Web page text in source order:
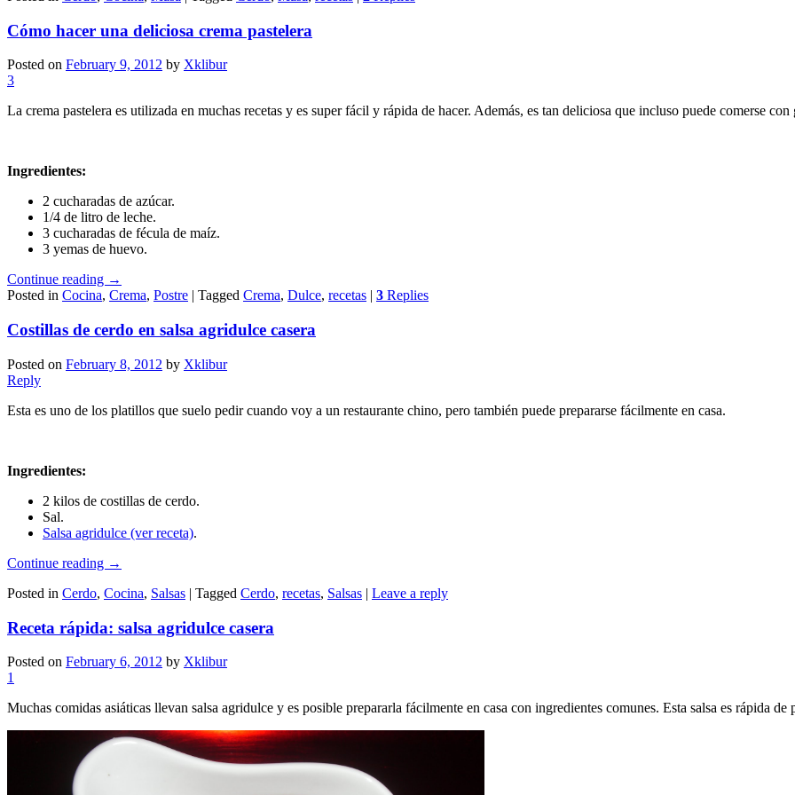
Cómo hacer una deliciosa crema pastelera
Posted on February 9, 2012 by Xklibur
3
La crema pastelera es utilizada en muchas recetas y es super fácil y rápida de hacer. Además, es tan deliciosa que incluso puede comerse con
Ingredientes:
2 cucharadas de azúcar.
1/4 de litro de leche.
3 cucharadas de fécula de maíz.
3 yemas de huevo.
Continue reading →
Posted in Cocina, Crema, Postre Tagged Crema, Dulce, recetas 3 Replies
Costillas de cerdo en salsa agridulce casera
Posted on February 8, 2012 by Xklibur
Reply
Esta es uno de los platillos que suelo pedir cuando voy a un restaurante chino, pero también puede prepararse fácilmente en casa.
Ingredientes:
2 kilos de costillas de cerdo.
Sal.
Salsa agridulce (ver receta).
Continue reading →
Posted in Cerdo, Cocina, Salsas | Tagged Cerdo, recetas, Salsas | Leave a reply
Receta rápida: salsa agridulce casera
Posted on February 6, 2012 by Xklibur
1
Muchas comidas asiáticas llevan salsa agridulce y es posible prepararla fácilmente en casa con ingredientes comunes. Esta salsa es rápida de